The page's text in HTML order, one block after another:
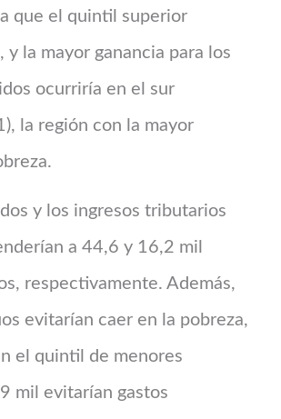
que el quintil superior
y la mayor ganancia para los
ocurriría en el sur
la región con la mayor
y los ingresos tributarios
a 44,6 y 16,2 mil
respectivamente. Además,
evitarían caer en la pobreza,
el quintil de menores
mil evitarían gastos